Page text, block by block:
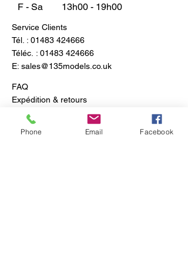
F - Sa
13h00 - 19h00
Service Clients
Tél. : 01483 424666
Téléc. : 01483 424666
E: sales@135models.co.uk
FAQ
Expédition & retours
Politique du magasin
Phone Email Facebook